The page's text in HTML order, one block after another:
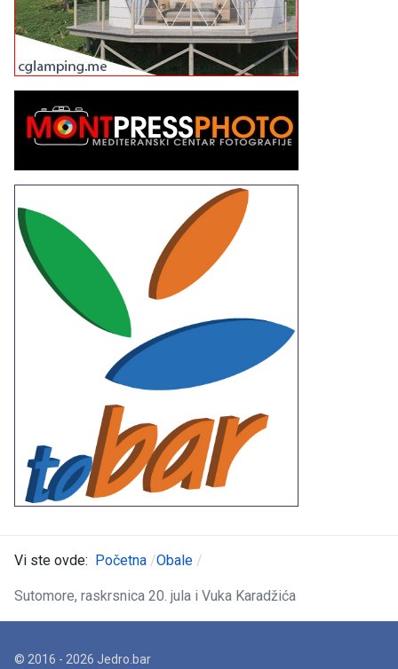
Vi ste ovde: Početna Obale
Sutomore, raskrsnica 20. jula i Vuka Karadžića
© 2016 - 2026 Jedro.bar